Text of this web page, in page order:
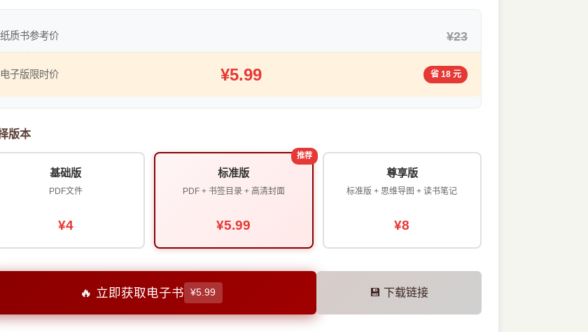
纸质书参考价 ¥23
电子版限时价 ¥5.99 省 18 元
版本
基础版
PDF文件
¥4
推荐
标准版
PDF + 书签目录 + 高清封面
¥5.99
尊享版
标准版 + 思维导图 + 读书笔记
¥8
🔥 立即获取电子书 ¥5.99 💾 下载链接